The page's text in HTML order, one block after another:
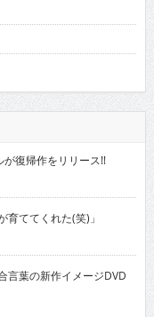
復帰作をリリース!!
ててくれた(笑)」
葉の新作イメージDVD